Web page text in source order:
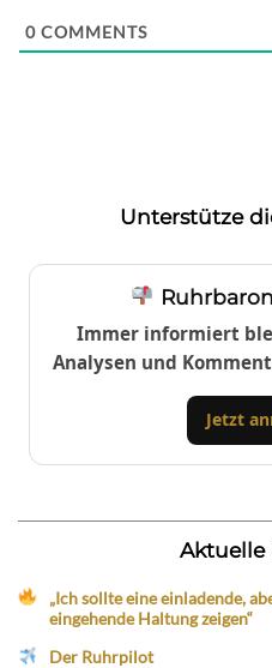
0 COMMENTS
Unterstütze
Immer informiert
Analysen und
Jetzt
Aktuelle
„Ich sollte eine einladende,
eingehende Haltung zeigen“
Der Ruhrpilot